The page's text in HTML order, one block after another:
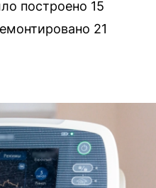
построено 15
21